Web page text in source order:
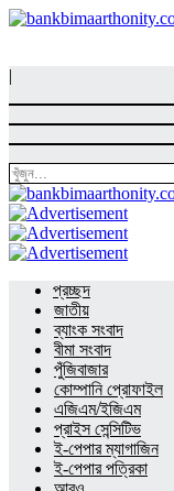
|
প্রচ্ছদ
জাতীয়
ব্যাংক সংবাদ
বীমা সংবাদ
পুঁজিবাজার
কোম্পানি প্রোফাইল
এজিএম/ইজিএম
প্রাইস সেন্সিটিভ
ই-পেপার ম্যাগাজিন
ই-পেপার পত্রিকা